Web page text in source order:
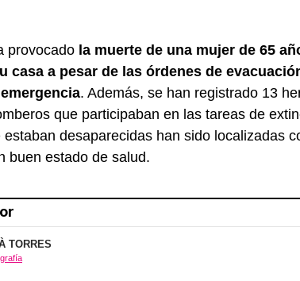
provocado la muerte de una mujer de 65
casa a pesar de las órdenes de
. Además, se han registrado 13
que participaban en las tareas de
estaban desaparecidas han sido localizadas
buen estado de salud.
TORRES